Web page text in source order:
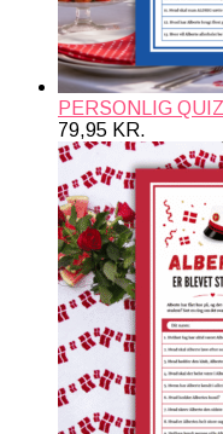
PERSONLIG
79,95 KR.